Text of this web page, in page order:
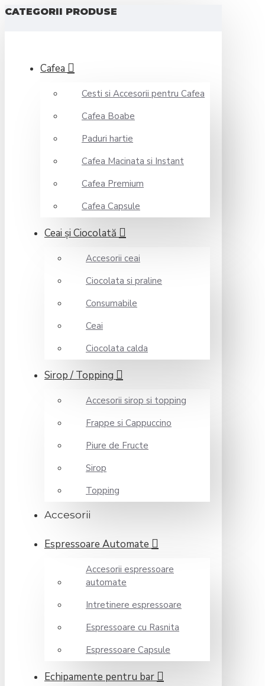
CATEGORII PRODUSE
Cafea
Cesti si Accesorii pentru Cafea
Cafea Boabe
Paduri hartie
Cafea Macinata si Instant
Cafea Premium
Cafea Capsule
Ceai şi Ciocolată
Accesorii ceai
Ciocolata si praline
Consumabile
Ceai
Ciocolata calda
Sirop / Topping
Accesorii sirop si topping
Frappe si Cappuccino
Piure de Fructe
Sirop
Topping
Accesorii
Espressoare Automate
Accesorii espressoare
automate
Intretinere espressoare
Espressoare cu Rasnita
Espressoare Capsule
Echipamente pentru bar